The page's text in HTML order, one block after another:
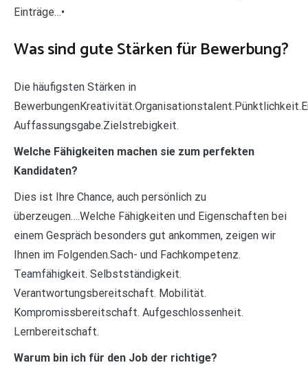
Einträge…•
Was sind gute Stärken für Bewerbung?
Die häufigsten Stärken in
Auffassungsgabe.Zielstrebigkeit.
Welche Fähigkeiten machen sie zum perfekten
Kandidaten?
Dies ist Ihre Chance, auch persönlich zu
überzeugen….Welche Fähigkeiten und Eigenschaften bei
einem Gespräch besonders gut ankommen, zeigen wir
Ihnen im Folgenden.Sach- und Fachkompetenz.
Teamfähigkeit. Selbstständigkeit.
Verantwortungsbereitschaft. Mobilität.
Kompromissbereitschaft. Aufgeschlossenheit.
Lernbereitschaft.
Warum bin ich für den Job der richtige?